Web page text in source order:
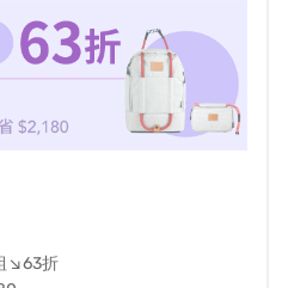
環境永續的理念，Avier 不
費地球資源的染整製程去
的排放，並可大幅節省用水
減少對環境的傷害。
↘63折